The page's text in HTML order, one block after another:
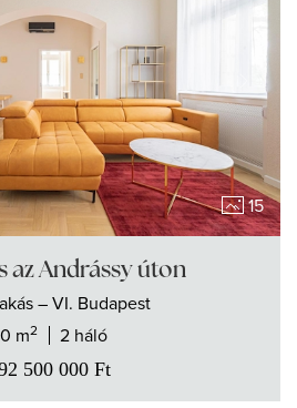
15
az Andrássy úton
– VI. Budapest
m2 2 háló
500 000 Ft